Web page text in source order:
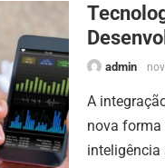
admin
A
nova forma
inteligência